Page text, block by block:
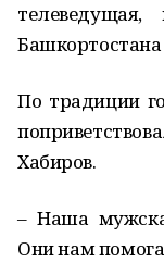
По традиции
Хабиров.
– Наша
Они нам